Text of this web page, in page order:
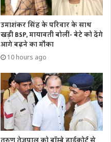
उमाशंकर सिंह के परिवार के साथ
खड़ी BSP, मायावती बोलीं- बेटे को देंगे
आगे बढ़ने का मौका
10 hours ago